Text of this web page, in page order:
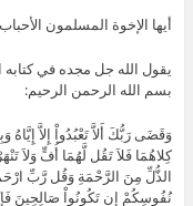
أيها الإخوة المسلمون
يقول الله جل مجده في كتابه
بسم الله الرحمن الرحيم:
وَقَضَى رَبُّكَ أَلاَّ تَعْبُدُواْ إِلاَّ إِيَّاهُ
كِلاهُمَا فَلاَ تَقُل لَّهُمَا أُفٍّ وَلاَ
الذُّلِّ مِنَ الرَّحْمَةِ وَقُل رَّبِّ
نُفُوسِكُمْ إِن تَكُونُواْ صَالِحِينَ